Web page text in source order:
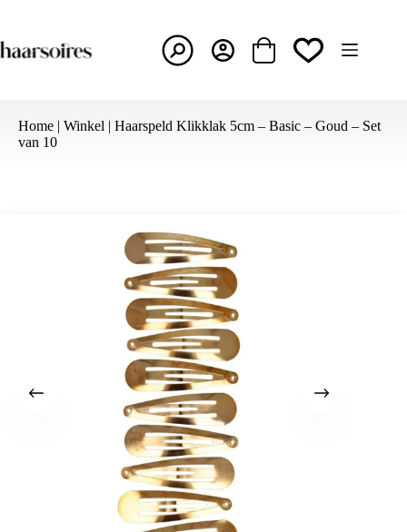
de
inhoud
Winkelwagen
Home | Winkel | Haarspeld Klikklak 5cm – Basic – Goud – Set
van 10